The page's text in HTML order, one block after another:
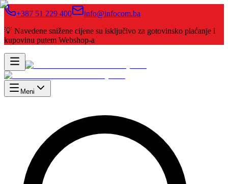
+387 51 229 400
info@infocom.ba
💡 Navedene snižene cijene su isključivo za gotovinsko plaćanje i
kupovinu putem Webshop-a
Meni